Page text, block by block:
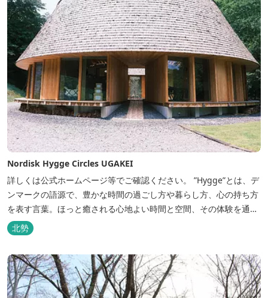
Nordisk Hygge Circles UGAKEI
詳しくは公式ホームページ等でご確認ください。 ”Hygge”とは、デ
ンマークの語源で、豊かな時間の過ごし方や暮らし方、心の持ち方
を表す言葉。ほっと癒される心地よい時間と空間、その体験を通し
て得られる幸福感のことです。 デンマーク発のアウトドアブランド
「Nordisk（ノルディスク）」と三重県いなべ市が連携して手がけ
た日本初のアウトドアフィールドが、2023年４月３日にオープンし
ました...
北勢